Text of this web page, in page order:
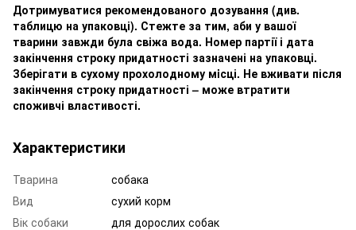
Дотримуватися рекомендованого дозування (див.
таблицю на упаковці). Стежте за тим, аби у вашої
тварини завжди була свіжа вода. Номер партії і дата
закінчення строку придатності зазначені на упаковці.
Зберігати в сухому прохолодному мiсці. Не вживати після
закінчення строку придатності – може втратити
споживчі властивості.
Характеристики
Тварина
собака
Вид
сухий корм
Вік собаки
для дорослих собак